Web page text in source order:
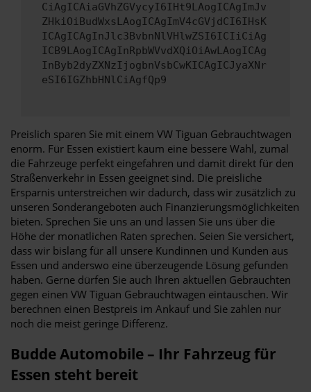
CiAgICAiaGVhZGVycyI6IHt9LAogICAgImJv
ZHkiOiBudWxsLAogICAgImV4cGVjdCI6IHsK
ICAgICAgInJlc3BvbnNlVHlwZSI6ICIiCiAg
ICB9LAogICAgInRpbWVvdXQiOiAwLAogICAg
InByb2dyZXNzIjogbnVsbCwKICAgICJyaXNr
eSI6IGZhbHNlCiAgfQp9
Preislich sparen Sie mit einem VW Tiguan Gebrauchtwagen
enorm. Für Essen existiert kaum eine bessere Wahl, zumal
die Fahrzeuge perfekt eingefahren und damit direkt für den
Straßenverkehr in Essen geeignet sind. Die preisliche
Ersparnis unterstreichen wir dadurch, dass wir zusätzlich zu
unseren Sonderangeboten auch Finanzierungsmöglichkeiten
bieten. Sprechen Sie uns an und lassen Sie uns über die
Höhe der monatlichen Raten sprechen. Seien Sie versichert,
dass wir bislang für all unsere Kundinnen und Kunden aus
Essen und anderswo eine überzeugende Lösung gefunden
haben. Gerne dürfen Sie auch Ihren aktuellen Gebrauchten
gegen einen VW Tiguan Gebrauchtwagen eintauschen. Wir
berechnen einen Bestpreis im Ankauf und Sie zahlen nur
noch die meist geringe Differenz.
Budde Automobile – Ihr Fahrzeug für
Essen steht bereit